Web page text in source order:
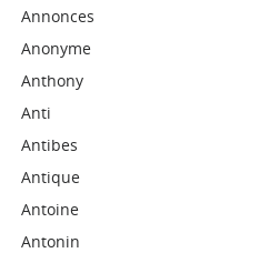
Annonces
Anonyme
Anthony
Anti
Antibes
Antique
Antoine
Antonin